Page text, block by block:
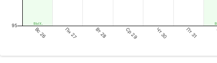
вых.
Вс 26 Пн 27 Вт 28 Ср 29 Чт 30 Пт 31
95